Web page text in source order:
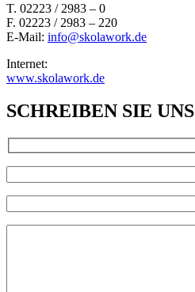
T. 02223 / 2983 – 0
F. 02223 / 2983 – 220
E-Mail: info@skolawork.de
Internet:
www.skolawork.de
SCHREIBEN SIE UNS